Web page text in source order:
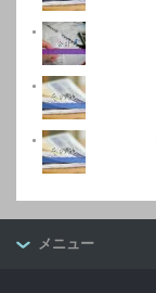
メニュー